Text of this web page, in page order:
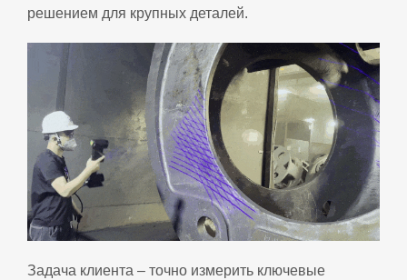
решением для крупных деталей.
Задача клиента – точно измерить ключевые